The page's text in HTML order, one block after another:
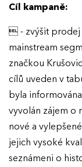
Cíl kampaně:
 - zvýšit prodej
mainstream
značkou
cílů uveden v
byla
vyvolán zájem
nové a
jejich vysoké
seznámeni o